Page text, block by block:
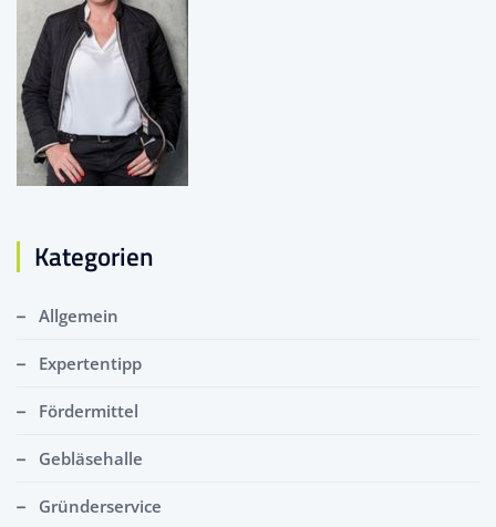
Kategorien
Allgemein
Expertentipp
Fördermittel
Gebläsehalle
Gründerservice